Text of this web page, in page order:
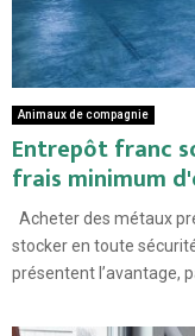
Animaux de compagnie
Entrepôt franc
frais minimum
Acheter des métaux
stocker en toute
présentent l’avantage,